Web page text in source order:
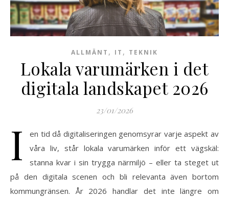
ALLMÄNT , IT , TEKNIK
Lokala varumärken i det
digitala landskapet 2026
23/01/2026
I
en tid då digitaliseringen genomsyrar varje aspekt av
våra liv, står lokala varumärken inför ett vägskäl:
stanna kvar i sin trygga närmiljö – eller ta steget ut
på den digitala scenen och bli relevanta även bortom
kommungränsen. År 2026 handlar det inte längre om